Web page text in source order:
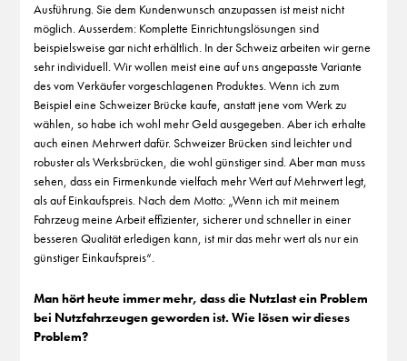
Ausführung. Sie dem Kundenwunsch anzupassen ist meist nicht
möglich. Ausserdem: Komplette Einrichtungslösungen sind
beispielsweise gar nicht erhältlich. In der Schweiz arbeiten wir gerne
sehr individuell. Wir wollen meist eine auf uns angepasste Variante
des vom Verkäufer vorgeschlagenen Produktes. Wenn ich zum
Beispiel eine Schweizer Brücke kaufe, anstatt jene vom Werk zu
wählen, so habe ich wohl mehr Geld ausgegeben. Aber ich erhalte
auch einen Mehrwert dafür. Schweizer Brücken sind leichter und
robuster als Werksbrücken, die wohl günstiger sind. Aber man muss
sehen, dass ein Firmenkunde vielfach mehr Wert auf Mehrwert legt,
als auf Einkaufspreis. Nach dem Motto: „Wenn ich mit meinem
Fahrzeug meine Arbeit effizienter, sicherer und schneller in einer
besseren Qualität erledigen kann, ist mir das mehr wert als nur ein
günstiger Einkaufspreis“.
Man hört heute immer mehr, dass die Nutzlast ein Problem
bei Nutzfahrzeugen geworden ist. Wie lösen wir dieses
Problem?